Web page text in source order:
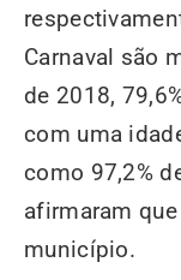
Carnaval são
de 2018,
com uma
como 97,2%
afirmaram
município.